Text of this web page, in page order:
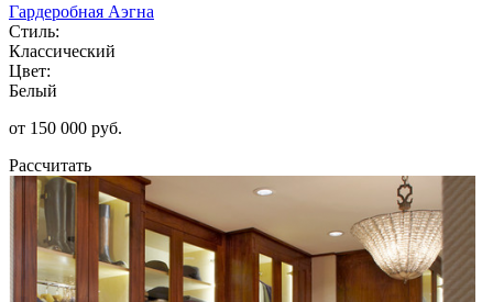
Гардеробная Аэгна
Стиль:
Классический
Цвет:
Белый
от 150 000 руб.
Рассчитать